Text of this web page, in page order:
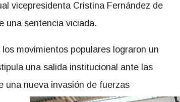
vicepresidenta Cristina Fernández de
una sentencia viciada.
movimientos populares lograron un
una salida institucional ante las
una nueva invasión de fuerzas